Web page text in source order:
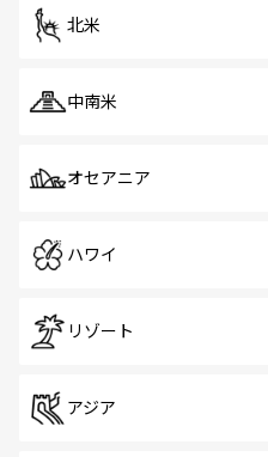
北米
中南米
オセアニア
ハワイ
リゾート
アジア